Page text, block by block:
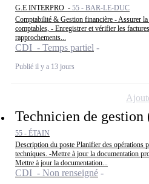
G.E INTERPRO - 55 - BAR-LE-DUC
Comptabilité & Gestion financière - Assurer
comptables, - Enregistrer et vérifier les
rapprochements...
CDI - Temps partiel
Publié il y a 13 jours
Technicien de gestion
55 - ÉTAIN
Description du poste Planifier des opérations
techniques. -Mettre à jour la documentation
Mettre à jour la documentation...
CDI - Non renseigné